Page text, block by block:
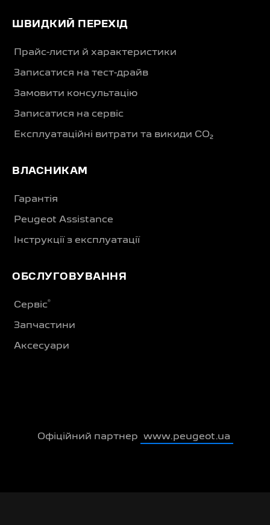
ШВИДКИЙ ПЕРЕХІД
Прайс-листи й характеристики
Записатися на тест-драйв
Замовити консультацію
Записатися на сервіс
Експлуатаційні витрати та викиди CO₂
ВЛАСНИКАМ
Гарантія
Peugeot Assistance
Інструкції з експлуатації
ОБСЛУГОВУВАННЯ
Сервіс®
Запчастини
Аксесуари
Офіційний партнер www.peugeot.ua